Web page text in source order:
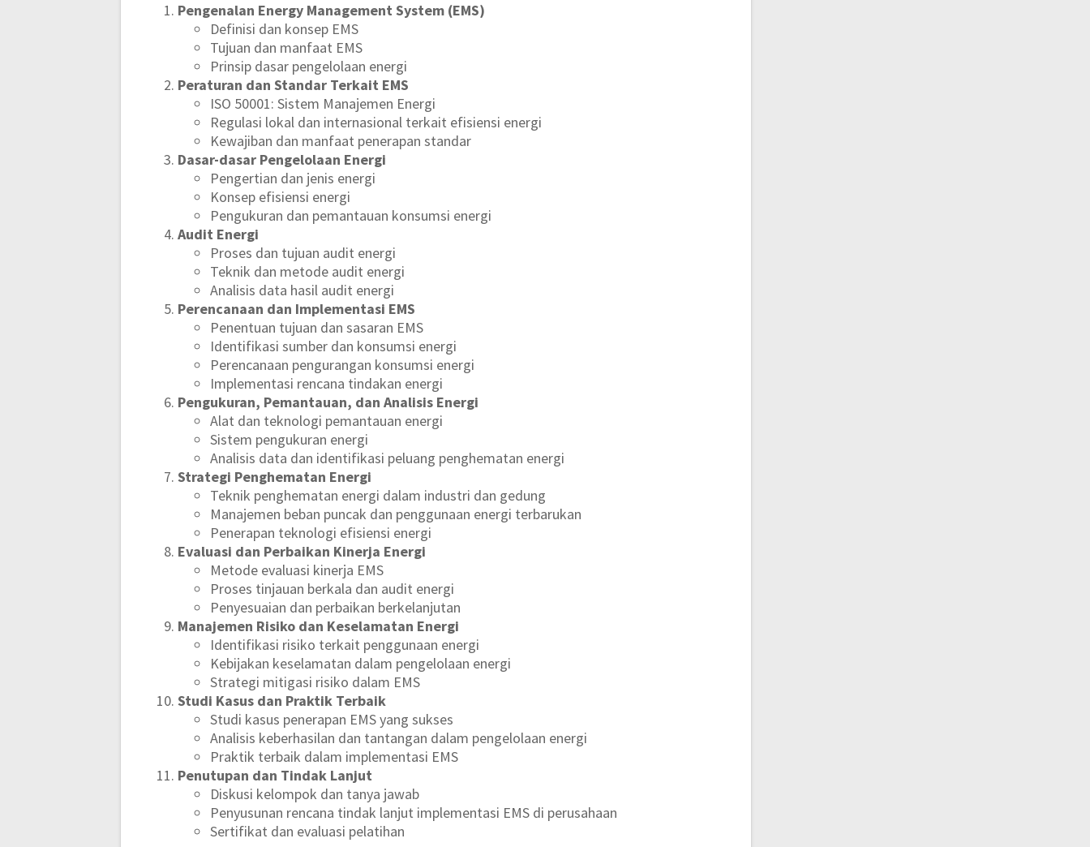
Pengenalan Energy Management System (EMS)
Definisi dan konsep EMS
Tujuan dan manfaat EMS
Prinsip dasar pengelolaan energi
Peraturan dan Standar Terkait EMS
ISO 50001: Sistem Manajemen Energi
Regulasi lokal dan internasional terkait efisiensi energi
Kewajiban dan manfaat penerapan standar
Dasar-dasar Pengelolaan Energi
Pengertian dan jenis energi
Konsep efisiensi energi
Pengukuran dan pemantauan konsumsi energi
Audit Energi
Proses dan tujuan audit energi
Teknik dan metode audit energi
Analisis data hasil audit energi
Perencanaan dan Implementasi EMS
Penentuan tujuan dan sasaran EMS
Identifikasi sumber dan konsumsi energi
Perencanaan pengurangan konsumsi energi
Implementasi rencana tindakan energi
Pengukuran, Pemantauan, dan Analisis Energi
Alat dan teknologi pemantauan energi
Sistem pengukuran energi
Analisis data dan identifikasi peluang penghematan energi
Strategi Penghematan Energi
Teknik penghematan energi dalam industri dan gedung
Manajemen beban puncak dan penggunaan energi terbarukan
Penerapan teknologi efisiensi energi
Evaluasi dan Perbaikan Kinerja Energi
Metode evaluasi kinerja EMS
Proses tinjauan berkala dan audit energi
Penyesuaian dan perbaikan berkelanjutan
Manajemen Risiko dan Keselamatan Energi
Identifikasi risiko terkait penggunaan energi
Kebijakan keselamatan dalam pengelolaan energi
Strategi mitigasi risiko dalam EMS
Studi Kasus dan Praktik Terbaik
Studi kasus penerapan EMS yang sukses
Analisis keberhasilan dan tantangan dalam pengelolaan energi
Praktik terbaik dalam implementasi EMS
Penutupan dan Tindak Lanjut
Diskusi kelompok dan tanya jawab
Penyusunan rencana tindak lanjut implementasi EMS di perusahaan
Sertifikat dan evaluasi pelatihan